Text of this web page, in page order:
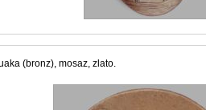
(bronz), mosaz, zlato.